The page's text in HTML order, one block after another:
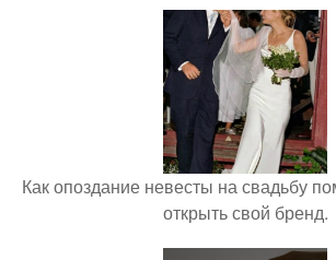
Как опоздание невесты на свадьбу
открыть свой бренд.